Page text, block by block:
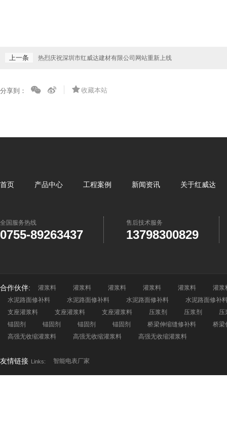
上一条 热烈庆祝深圳市红威达建材有限公司网站重新上线
分享到： 收藏本站
首页 产品中心 工程案例 新闻资讯 关于红威达
全国服务热线
0755-89263437
售后技术服务
13798300829
合作伙伴: 灌浆料 灌浆料 灌浆料 灌浆料 灌浆料
灌浆
水泥路面修补料
水泥路面修补料 水泥路面修补料
水泥路面修补
支座灌浆料
支座灌浆料 支座灌浆料 压浆剂 压浆剂
压
锚固剂
锚固剂 锚固剂 锚固剂 桥梁伸缩缝修补料
桥梁
高强无收缩灌浆料
高强无收缩灌浆料 高强无收缩灌浆料
友情链接 Links: 智能电表厂家